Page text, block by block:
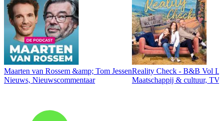
Maarten van Rossem &amp; Tom Jessen
Nieuws, Nieuwscommentaar
Reality Check - B&B Vol
Maatschappij & cultuur,